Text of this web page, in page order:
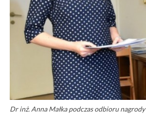
Dr inż. Anna Małka podczas odbioru